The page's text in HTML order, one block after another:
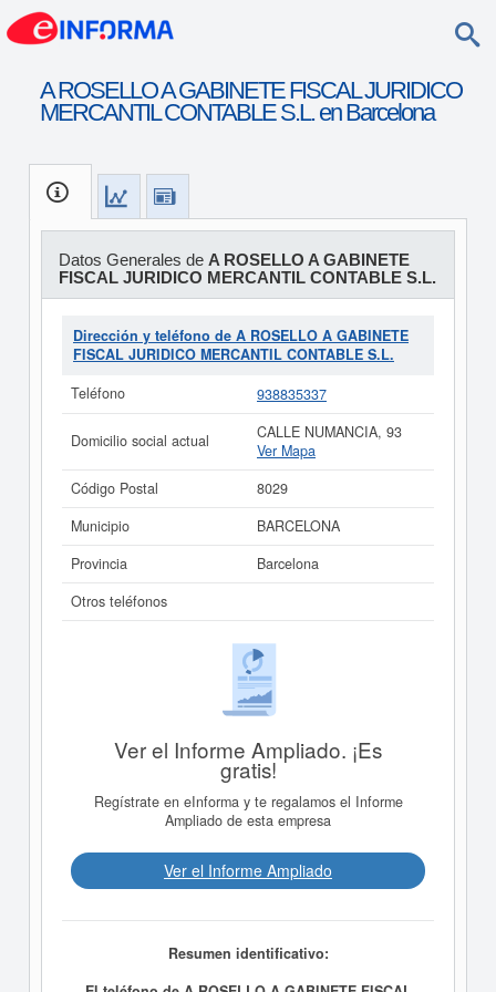
A ROSELLO A GABINETE FISCAL JURIDICO
MERCANTIL CONTABLE S.L. en Barcelona
Datos Generales de A ROSELLO A GABINETE
FISCAL JURIDICO MERCANTIL CONTABLE S.L.
Dirección y teléfono de A ROSELLO A GABINETE
FISCAL JURIDICO MERCANTIL CONTABLE S.L.
Teléfono
938835337
Domicilio social actual
CALLE NUMANCIA, 93
Ver Mapa
Código Postal
8029
Municipio
BARCELONA
Provincia
Barcelona
Otros teléfonos
Ver el Informe Ampliado. ¡Es
gratis!
Regístrate en eInforma y te regalamos el Informe
Ampliado de esta empresa
Ver el Informe Ampliado
Resumen identificativo: